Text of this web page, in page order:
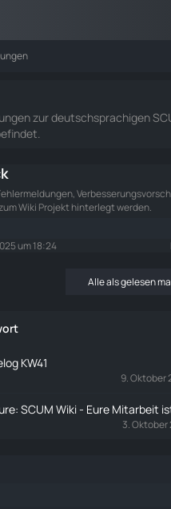
zur deutschsprachigen
Wiki Projekt hinterlegt werden.
um 18:24
Alle als gelesen
KW41
9. Oktober
SCUM Wiki - Eure Mitarbeit
3. Oktober